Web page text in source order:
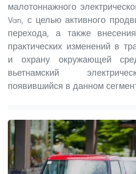
малотоннажного
Van, с целью активного
перехода, а также
практических изменений в
и охрану окружающей
вьетнамский
появившийся в данном